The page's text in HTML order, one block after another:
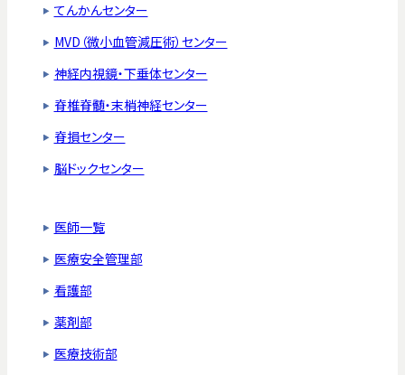
てんかんセンター
MVD（微小血管減圧術）センター
神経内視鏡・下垂体センター
脊椎脊髄・末梢神経センター
脊損センター
脳ドックセンター
医師一覧
医療安全管理部
看護部
薬剤部
医療技術部